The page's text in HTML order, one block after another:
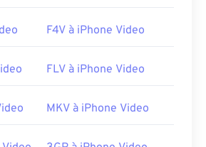
F4V à iPhone Video
FLV à iPhone Video
MKV à iPhone Video